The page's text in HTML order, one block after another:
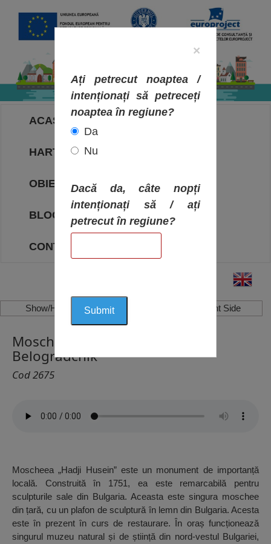
ACASA
HARTA OBIECTIVELOR
OBIECTIVE
BLOG
CONTACT
Show/Hide Left Side Show/Hide Right Side
Moschea „Hadji Husein”,
Belogradchik
Cod 2675
Moscheea „Hadji Husein” este un monument de importanță
locală. Construită în 1751, ea este remarcabilă pentru
sculpturile sale din Bulgaria. Aceasta este singura moschee
din țară, cu un plafon de sculptură în lemn din Bulgaria. Acesta
este în prezent în curs de restaurare. În oraș funcționează
singurul muzeu natural și de știință din nord-vestul Bulgariei,
×
Ați petrecut noaptea /
intenționați să petreceți
noaptea în regiune?
Da
Nu
Dacă da, câte nopți
intenționați să / ați
petrecut în regiune?